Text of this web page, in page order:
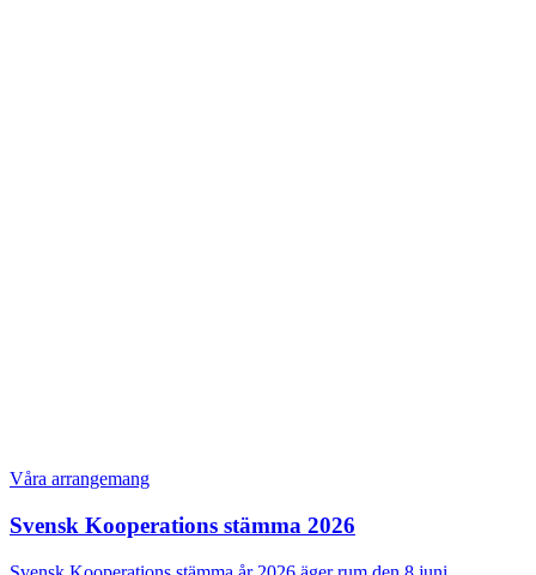
Våra arrangemang
Svensk Kooperations stämma 2026